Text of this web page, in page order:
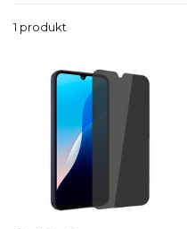
1 produkt